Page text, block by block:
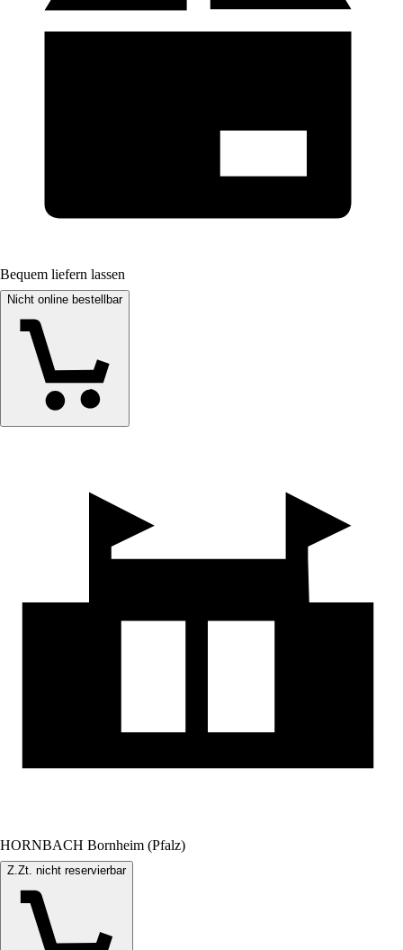
Bequem liefern lassen
Nicht online bestellbar
HORNBACH Bornheim (Pfalz)
Z.Zt. nicht reservierbar